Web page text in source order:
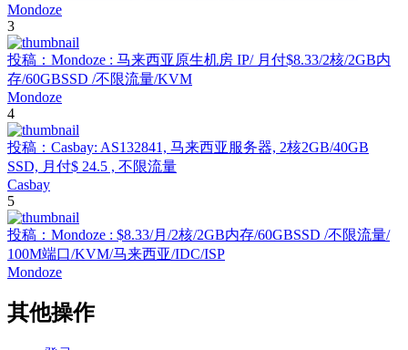
Mondoze
3
投稿：Mondoze : 马来西亚原生机房 IP/ 月付$8.33/2核/2GB内
存/60GBSSD /不限流量/KVM
Mondoze
4
投稿：Casbay: AS132841, 马来西亚服务器, 2核2GB/40GB
SSD, 月付$ 24.5 , 不限流量
Casbay
5
投稿：Mondoze : $8.33/月/2核/2GB内存/60GBSSD /不限流量/
100M端口/KVM/马来西亚/IDC/ISP
Mondoze
其他操作